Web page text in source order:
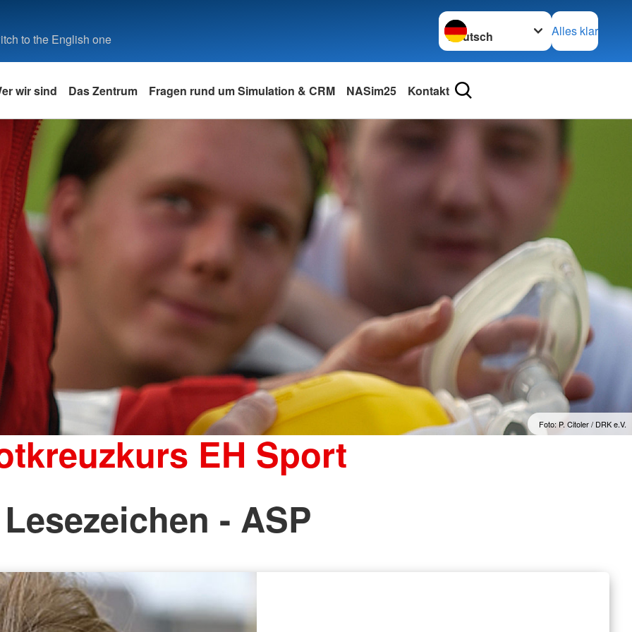
to the English one
Sprache wechseln zu
Alles klar
wir sind Das Zentrum Fragen rund um Simulation & CRM NASim25 Kontakt
Foto: P. Citoler / DRK e.V.
EH Sport
Lesezeichen - ASP